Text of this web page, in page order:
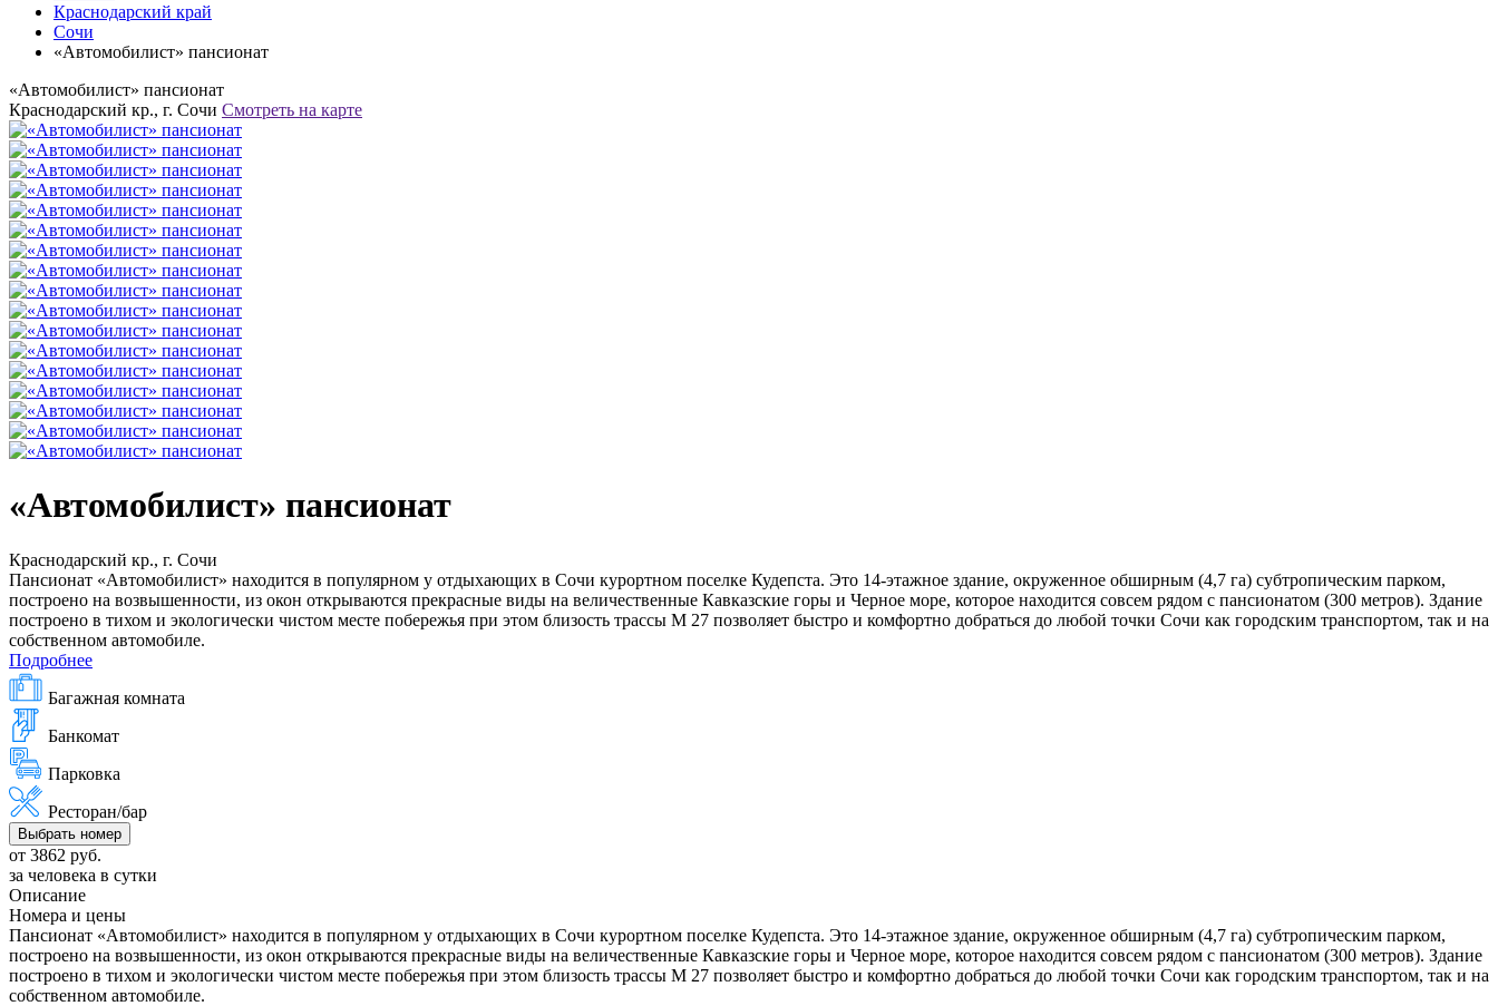
Краснодарский край
Сочи
«Автомобилист» пансионат
«Автомобилист» пансионат
Краснодарский кр., г. Сочи Смотреть на карте
«Автомобилист» пансионат
Краснодарский кр., г. Сочи
Пансионат «Автомобилист» находится в популярном у отдыхающих в Сочи курортном поселке Кудепста. Это 14-этажное здание, окруженное обширным (4,7 га) субтропическим парком,
построено на возвышенности, из окон открываются прекрасные виды на величественные Кавказские горы и Черное море, которое находится совсем рядом с пансионатом (300 метров). Здание
построено в тихом и экологически чистом месте побережья при этом близость трассы М 27 позволяет быстро и комфортно добраться до любой точки Сочи как городским транспортом, так и на
собственном автомобиле.
Подробнее
Багажная комната
Банкомат
Парковка
Ресторан/бар
Выбрать номер
от 3862 руб.
за человека в сутки
Описание
Номера и цены
Пансионат «Автомобилист» находится в популярном у отдыхающих в Сочи курортном поселке Кудепста. Это 14-этажное здание, окруженное обширным (4,7 га) субтропическим парком,
построено на возвышенности, из окон открываются прекрасные виды на величественные Кавказские горы и Черное море, которое находится совсем рядом с пансионатом (300 метров). Здание
построено в тихом и экологически чистом месте побережья при этом близость трассы М 27 позволяет быстро и комфортно добраться до любой точки Сочи как городским транспортом, так и на
собственном автомобиле.